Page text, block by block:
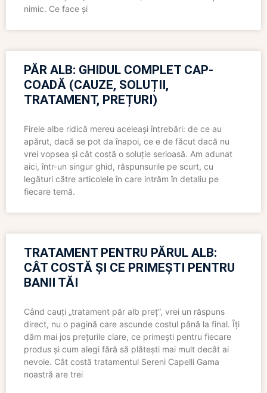
nimic. Ce face și
PĂR ALB: GHIDUL COMPLET CAP-
COADĂ (CAUZE, SOLUȚII,
TRATAMENT, PREȚURI)
Firele albe ridică mereu aceleași întrebări: de ce au
apărut, dacă se pot da înapoi, ce e de făcut dacă nu
vrei vopsea și cât costă o soluție serioasă. Am adunat
aici, într-un singur ghid, răspunsurile pe scurt, cu
legături către articolele în care intrăm în detaliu pe
fiecare temă.
TRATAMENT PENTRU PĂRUL ALB:
CÂT COSTĂ ȘI CE PRIMEȘTI PENTRU
BANII TĂI
Când cauți „tratament păr alb preț”, vrei un răspuns
direct, nu o pagină care ascunde costul până la final. Îți
dăm mai jos prețurile clare, ce primești pentru fiecare
produs și cum alegi fără să plătești mai mult decât ai
nevoie. Cât costă tratamentul Sereni Capelli Gama
noastră are trei